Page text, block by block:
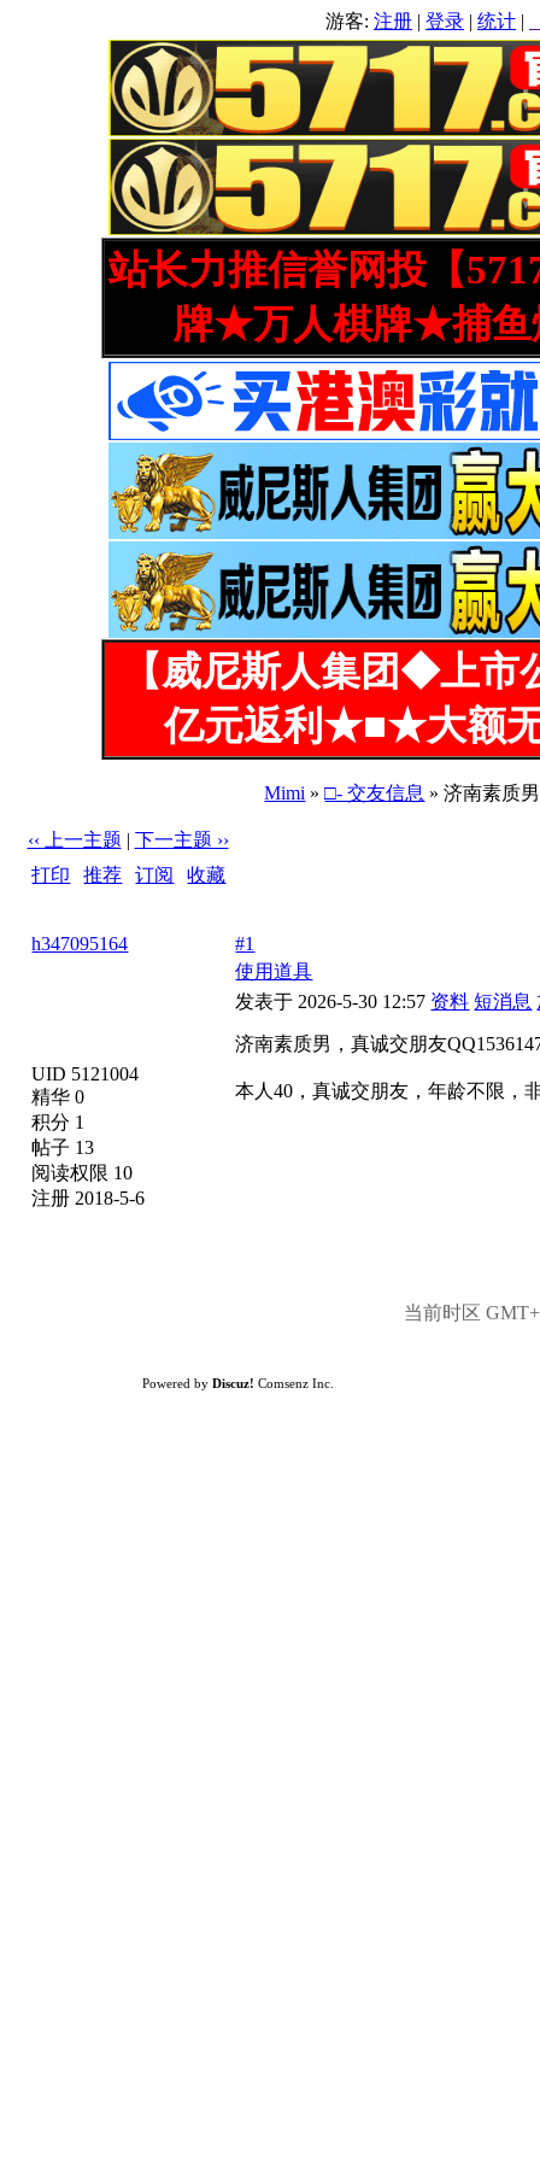
游客: 注册 | 登录 | 统计 |
站长力推信誉网投【
牌★万人棋牌★捕鱼
【威尼斯人集团◆上
亿元返利★■★大额
Mimi »□- 交友信息 » 济南素质
‹‹ 上一主题 | 下一主题 ››
打印 |推荐 |订阅 |收藏
h347095164
UID 5121004
精华 0
积分 1
帖子 13
阅读权限 10
注册 2018-5-6
#1
使用道具
发表于 2026-5-30 12:57 资料 短消息
济南素质男，真诚交朋友
本人40，真诚交朋友，年龄不限，
当前时区
Powered by Discuz! Comsenz Inc.